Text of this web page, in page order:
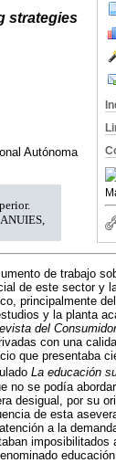
strategies
Autónoma
de trabajo
de este sector y
principalmente
y la planta
del Consumidor
con una
que presentaba
La educación
no se podía
desigual, por su
de esta
a la
imposibilitados
educación